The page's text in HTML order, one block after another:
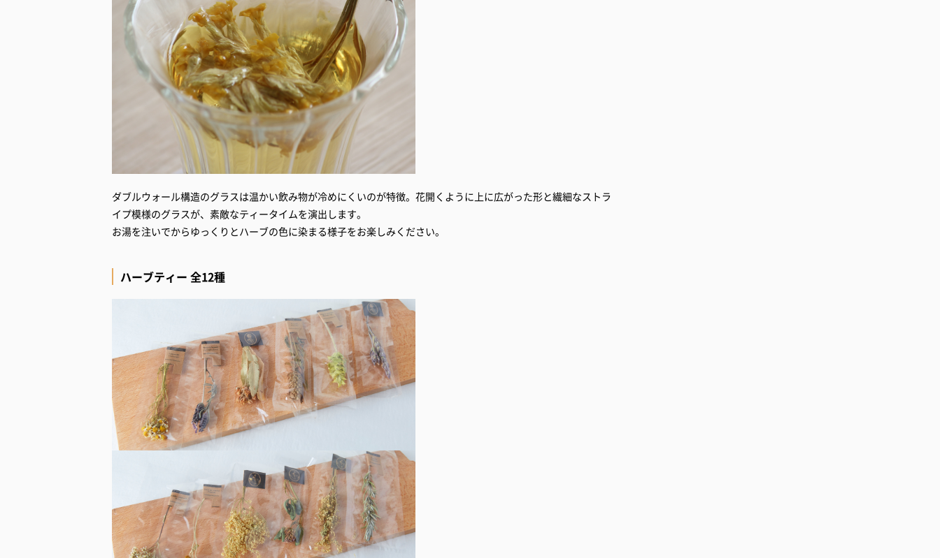
ダブルウォール構造のグラスは温かい飲み物が冷めにくいのが特徴。花開くように上に広がった形と繊細なストラ
イプ模様のグラスが、素敵なティータイムを演出します。
お湯を注いでからゆっくりとハーブの色に染まる様子をお楽しみください。
ハーブティー 全12種